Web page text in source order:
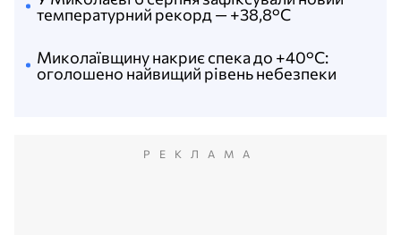
Миколаївщину накриє спека до +40°C:
оголошено найвищий рівень небезпеки
температурний рекорд — +38,8°С
РЕКЛАМА